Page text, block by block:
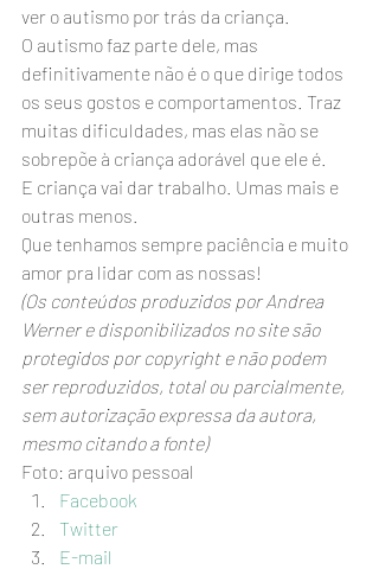
ver o autismo por trás da criança.
O autismo faz parte dele, mas
definitivamente não é o que dirige todos
os seus gostos e comportamentos. Traz
muitas dificuldades, mas elas não se
sobrepõe à criança adorável que ele é.
E criança vai dar trabalho. Umas mais e
outras menos.
Que tenhamos sempre paciência e muito
amor pra lidar com as nossas!
(Os conteúdos produzidos por Andrea
Werner e disponibilizados no site são
protegidos por copyright e não podem
ser reproduzidos, total ou parcialmente,
sem autorização expressa da autora,
mesmo citando a fonte)
Foto: arquivo pessoal
Facebook
Twitter
E-mail